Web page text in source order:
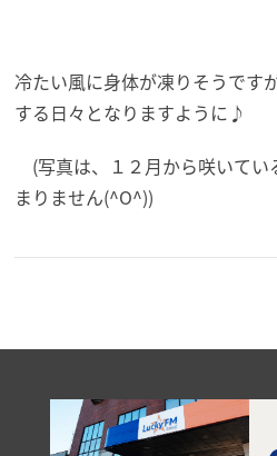
冷たい風に身体が凍りそうです
する日々となりますように♪
(写真は、１２月から咲いてい
まりません(^O^))